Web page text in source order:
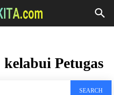
kelabui Petugas
SEARCH